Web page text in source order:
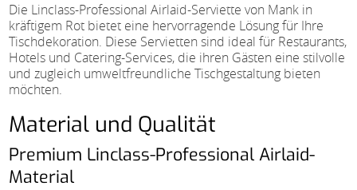
Die Linclass-Professional Airlaid-Serviette von Mank in
kräftigem Rot bietet eine hervorragende Lösung für Ihre
Tischdekoration. Diese Servietten sind ideal für Restaurants,
Hotels und Catering-Services, die ihren Gästen eine stilvolle
und zugleich umweltfreundliche Tischgestaltung bieten
möchten.
Material und Qualität
Premium Linclass-Professional Airlaid-
Material